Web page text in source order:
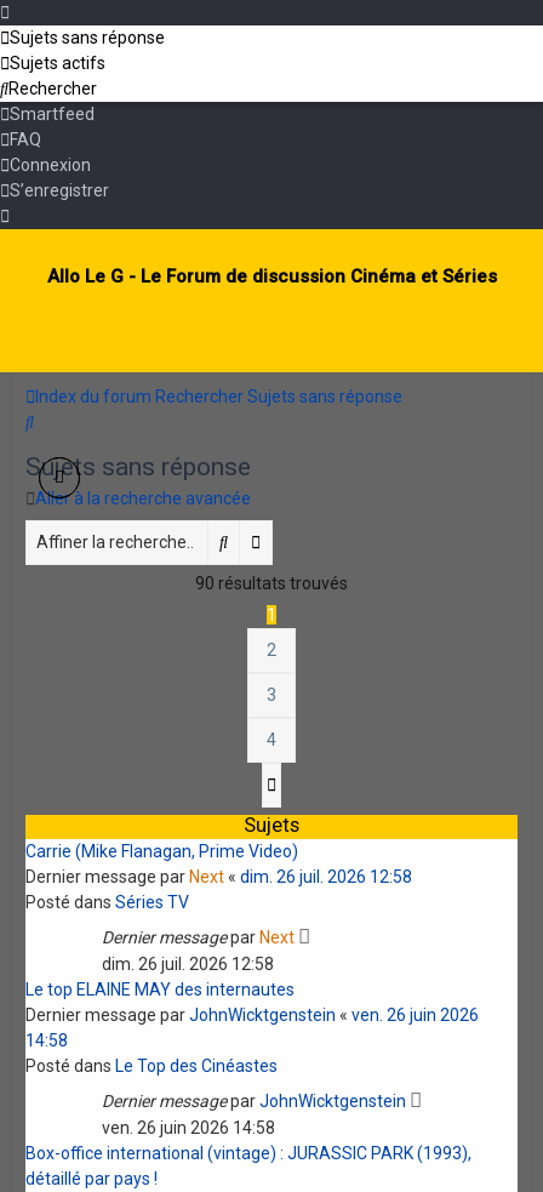
Sujets sans réponse
Sujets actifs
Rechercher
Smartfeed
FAQ
Connexion
S’enregistrer
Allo Le G - Le Forum de discussion Cinéma et Séries
Index du forum Rechercher Sujets sans réponse
Rechercher
Sujets sans réponse
Aller à la recherche avancée
Rechercher
90 résultats trouvés
1
2
3
4
Sujets
Carrie (Mike Flanagan, Prime Video)
Dernier message parNext«dim. 26 juil. 2026 12:58
Posté dansSéries TV
Dernier messageparNext
dim. 26 juil. 2026 12:58
Le top ELAINE MAY des internautes
Dernier message parJohnWicktgenstein «ven. 26 juin 2026
14:58
Posté dansLe Top des Cinéastes
Dernier messageparJohnWicktgenstein
ven. 26 juin 2026 14:58
Box-office international (vintage) : JURASSIC PARK (1993),
détaillé par pays !